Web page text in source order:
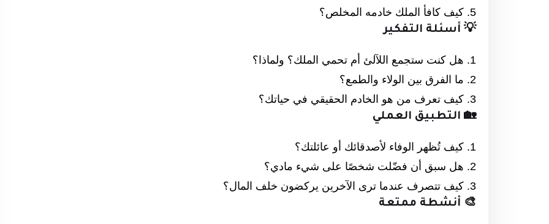
5. كيف كافأ الملك خادمه المخلص؟
💡 أسئلة التفكير
1. هل كنت ستجمع اللآلئ أم تحمي الملك؟ ولماذا؟
2. ما الفرق بين الولاء والطمع؟
3. كيف تعرف من هو الخادم الحقيقي في حياتك؟
🏡 التطبيق العملي
1. كيف تُظهر الوفاء لأصدقائك أو عائلتك؟
2. هل سبق أن فضّلت شخصًا على شيء مادي؟
3. كيف تتصرف عندما ترى الآخرين يركضون خلف المال؟
🎨 أنشطة ممتعة